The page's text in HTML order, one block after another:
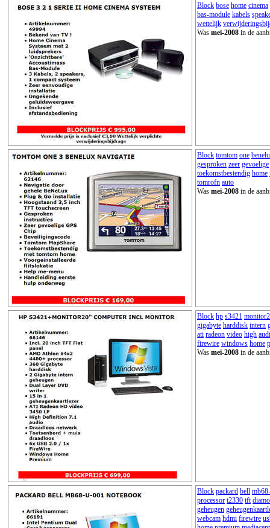
Block bose home cinema
bas-module kabels
wettelijk
Was mei-2008 in de
Block tomtom one
gesproken zeer gevoelige
toekomstbestendig home
tomrofn auto
Was mei-2008 in de
Block hp s3421
gigabyte harddisk intern
ati radeon video high
firewire windows home
Was mei-2008 in de
Block packard bell
processor t2330 tft
geheugen
webcam hdmi firewire